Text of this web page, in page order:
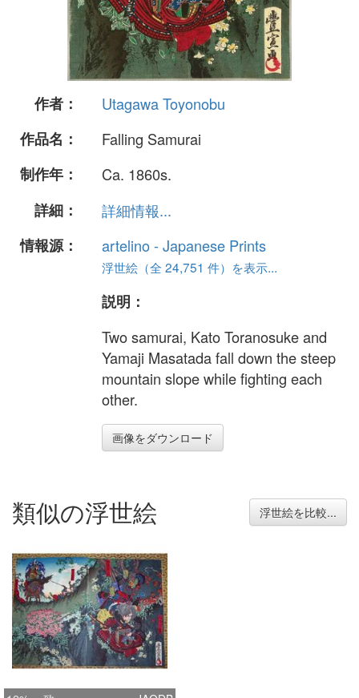
作者：
Utagawa Toyonobu
作品名：
Falling Samurai
制作年：
Ca. 1860s.
詳細：
詳細情報...
情報源：
artelino - Japanese Prints
浮世絵（全 24,751 件）を表示...
説明：
Two samurai, Kato Toranosuke and
Yamaji Masatada fall down the steep
mountain slope while fighting each
other.
画像をダウンロード
類似の浮世絵 浮世絵を比較...